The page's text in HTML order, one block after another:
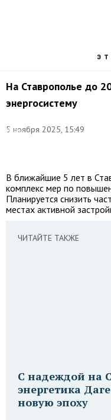
На Ставрополье до
энергосистему
5 ноября 2025, 15:49
Фото:
Игорь
В ближайшие 5 лет в
комплекс мер по
Планируется снизить
местах активной
ЧИТАЙТЕ ТАКЖЕ
С надеждой на
энергетика
новую эпоху